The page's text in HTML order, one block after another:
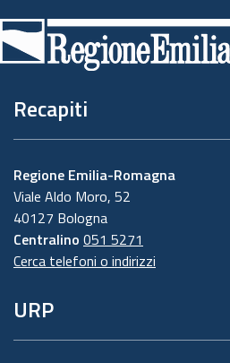
di
pagina
Recapiti
Regione Emilia-Romagna
Viale Aldo Moro, 52
40127 Bologna
Centralino 051 5271
Cerca telefoni o indirizzi
URP